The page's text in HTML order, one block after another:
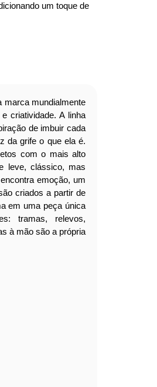
um toque de
marca mundialmente
criatividade. A linha
de imbuir cada
da grife o que ela é.
com o mais alto
leve, clássico, mas
emoção, um
criados a partir de
em uma peça única
tramas, relevos,
à mão são a própria